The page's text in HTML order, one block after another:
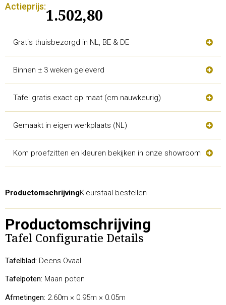
Actieprijs:
1.502,80
Gratis thuisbezorgd in NL, BE & DE
Binnen ± 3 weken geleverd
Tafel gratis exact op maat (cm nauwkeurig)
Gemaakt in eigen werkplaats (NL)
Kom proefzitten en kleuren bekijken in onze showroom
ProductomschrijvingKleurstaal bestellen
Productomschrijving
Tafel Configuratie Details
Tafelblad: Deens Ovaal
Tafelpoten: Maan poten
Afmetingen: 2.60m × 0.95m × 0.05m